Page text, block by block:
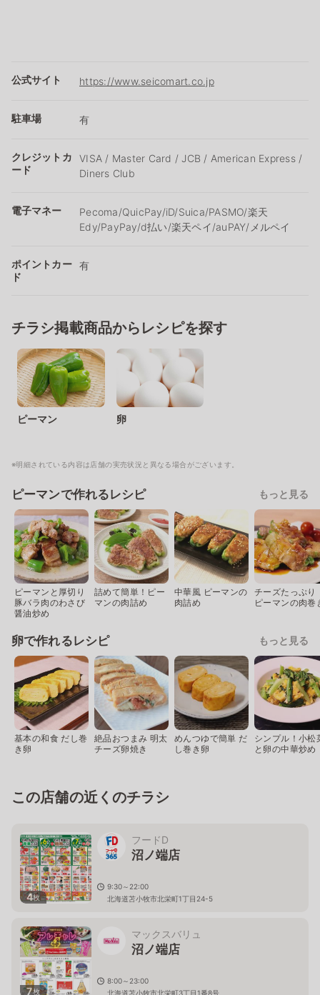
公式サイト https://www.seicomart.co.jp
駐車場 有
クレジットカ
ード
VISA / Master Card / JCB / American Express /
Diners Club
電子マネー
Pecoma/QuicPay/iD/Suica/PASMO/楽天
Edy/PayPay/d払い/楽天ペイ/auPAY/メルペイ
ポイントカー
ド
有
チラシ掲載商品からレシピを探す
ピーマン 卵
※明細されている内容は店舗の実売状況と異なる場合がございます。
ピーマンで作れるレシピ もっと見る
ピーマンと厚切り
豚バラ肉のわさび
醤油炒め
詰めて簡単！ピー
マンの肉詰め
中華風 ピーマンの
肉詰め
チーズたっぷり
ピーマンの肉巻
卵で作れるレシピ もっと見る
基本の和食 だし巻
き卵
絶品おつまみ 明太
チーズ卵焼き
めんつゆで簡単 だ
し巻き卵
シンプル！小松
と卵の中華炒め
この店舗の近くのチラシ
4枚
フードD
沼ノ端店
9:30～22:00
北海道苫小牧市北栄町1丁目24-5
7枚
マックスバリュ
沼ノ端店
8:00～23:00
北海道苫小牧市北栄町3丁目1番8号